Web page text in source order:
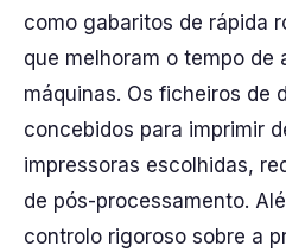
como gabaritos de rápida
que melhoram o tempo de
máquinas. Os ficheiros de
concebidos para imprimir
impressoras escolhidas,
de pós-processamento.
controlo rigoroso sobre a